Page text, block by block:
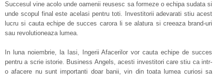
Succesul vine acolo unde oamenii reusesc sa formeze o echipa sudata si
unde scopul final este acelasi pentru toti. Investitorii adevarati stiu acest
lucru si cauta echipe de succes carora li se alatura si creeaza brand-uri
sau revolutioneaza lumea.
In luna noiembrie, la Iasi, Ingerii Afacerilor vor cauta echipe de succes
pentru a scrie istorie. Business Angels, acesti investitori care stiu ca intr-
o afacere nu sunt importanti doar banii, vin din toata lumea curiosi sa